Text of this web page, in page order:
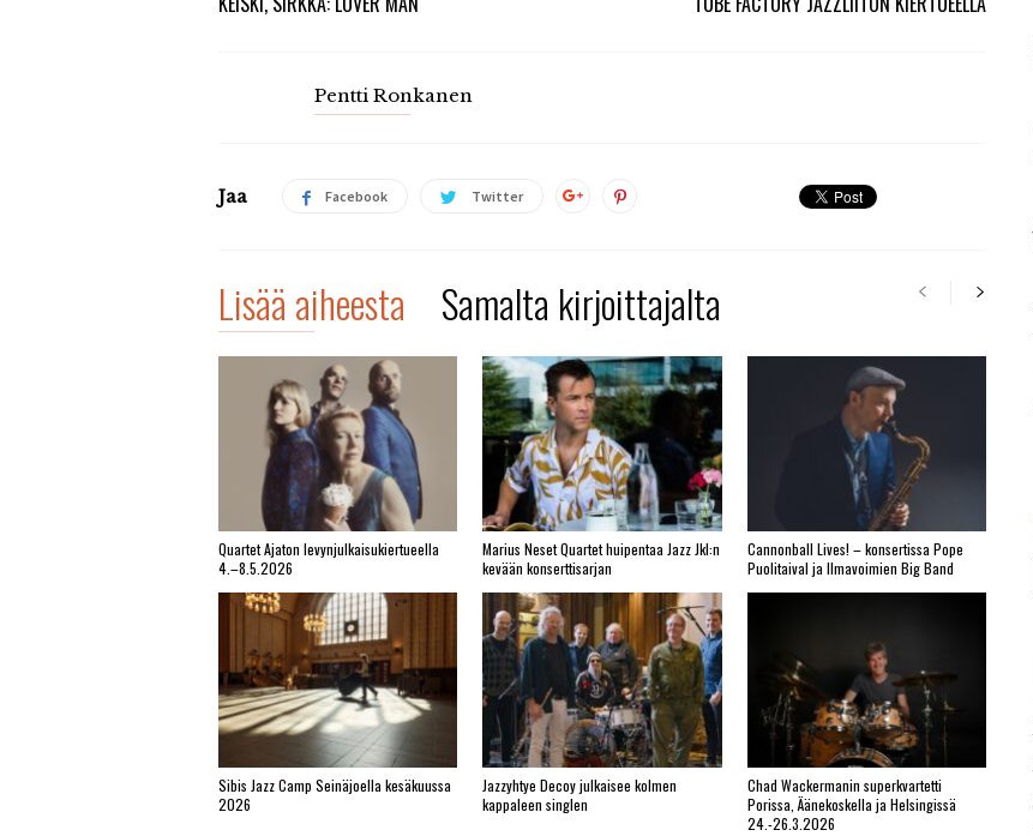
Pentti Ronkanen
Jaa Facebook Twitter
Lisää aiheesta Samalta kirjoittajalta
Quartet Ajaton levynjulkaisukiertueella
4.–8.5.2026
Marius Neset Quartet huipentaa Jazz Jkl:n
kevään konserttisarjan
Cannonball Lives! – konsertissa Pope
Puolitaival ja Ilmavoimien Big Band
Sibis Jazz Camp Seinäjoella kesäkuussa
2026
Jazzyhtye Decoy julkaisee kolmen
kappaleen singlen
Chad Wackermanin superkvartetti
Porissa, Äänekoskella ja Helsingissä
24.-26.3.2026